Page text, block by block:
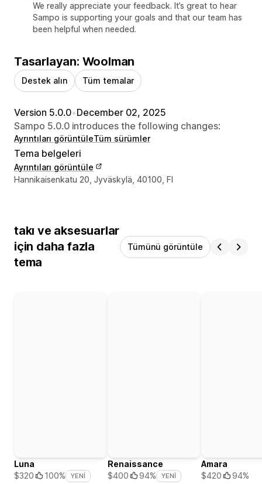
We really appreciate your feedback. It’s great to hear
Sampo is supporting your goals and that our team has
been helpful when needed.
Tasarlayan: Woolman
Destek alın Tüm temalar
Version 5.0.0•December 02, 2025
Sampo 5.0.0 introduces the following changes:
Ayrıntıları görüntüleTüm sürümler
Tema belgeleri
Ayrıntıları görüntüle
Tasarımcı iletişim bilgileri
Hannikaisenkatu 20, Jyväskylä, 40100, FI
takı ve aksesuarlar
için daha fazla
tema
Tümünü görüntüle
Luna
$320
100% YENI
Renaissance
$400
94% YENI
Amara
$420
94%